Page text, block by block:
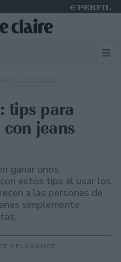
tips para
jeans
ganar unos
estos tips al usar los
a las personas de
simplemente
VELÁSQUEZ